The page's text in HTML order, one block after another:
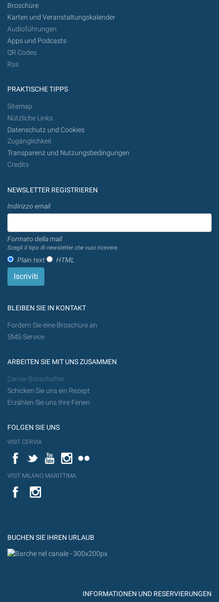
Broschüre
Karten und Veranstaltungskalender
Audioführungen
Apps und Podcasts
QR Codes
Rss
PRAKTISCHE TIPPS
Sitemap
Nützliche Links
Datenschutz und Cookies
Zugänglichkeit
Transparenz und Nutzungsbedingungen
Credits
NEWSLETTER REGISTRIEREN
Indirizzo email
Formato della mail
Scegli il tipo di newsletter che vuoi ricevere.
Plain text HTML
BLEIBEN SIE IN KONTAKT
Fordern Sie eine Broschüre an
SMS-Service
ARBEITEN SIE MIT UNS ZUSAMMEN
Cervia-Botschafter
Schicken Sie uns ein Rezept
Erzählen Sie uns Ihre Ferien
FOLGEN SIE UNS
VISIT CERVIA
FacebookTwitterYouTubeInstagram
VISIT MILANO MARITTIMA
YouTube
BUCHEN SIE IHREN URLAUB
INFORMATIONEN UND RESERVIERUNGEN